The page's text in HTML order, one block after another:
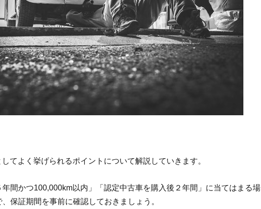
てよく挙げられるポイントについて解説していきます。
間かつ100,000km以内」「認定中古車を購入後２年間」に当てはまる場
保証期間を事前に確認しておきましょう。